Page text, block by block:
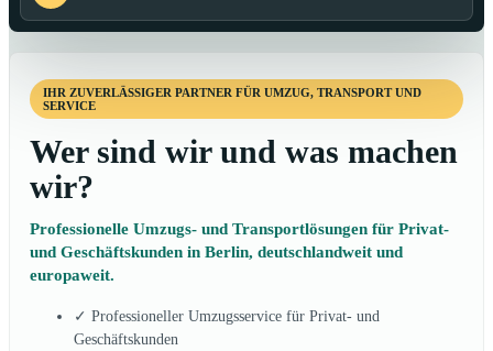
IHR ZUVERLÄSSIGER PARTNER FÜR UMZUG, TRANSPORT UND
SERVICE
Wer sind wir und was machen
wir?
Professionelle Umzugs- und Transportlösungen für Privat-
und Geschäftskunden in Berlin, deutschlandweit und
europaweit.
✓ Professioneller Umzugsservice für Privat- und
Geschäftskunden